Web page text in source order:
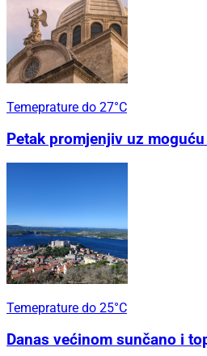
Temeprature do 27°C
Petak promjenjiv uz
Temeprature do 25°C
Danas većinom sunčano i